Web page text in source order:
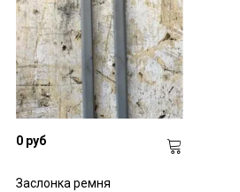
0 руб
Заслонка ремня